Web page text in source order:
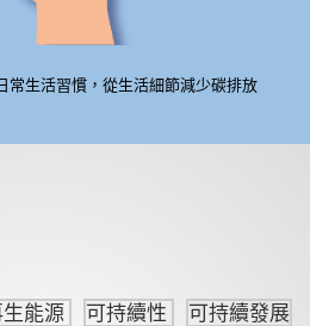
常生活習慣，從生活細節減少碳排放
能源 可持續性
可持續發展